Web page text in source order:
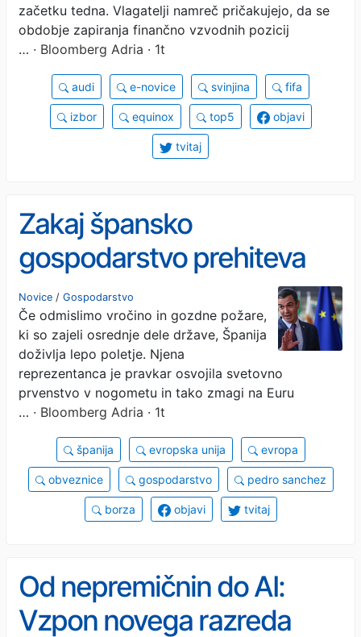
začetku tedna. Vlagatelji namreč pričakujejo, da se
obdobje zapiranja finančno vzvodnih pozicij
… · Bloomberg Adria · 1t
audi e-novice svinjina fifa
izbor equinox top5 objavi
tvitaj
Zakaj špansko
gospodarstvo prehiteva
preostalo Evropo
Novice / Gospodarstvo
Če odmislimo vročino in gozdne požare,
ki so zajeli osrednje dele države, Španija
doživlja lepo poletje. Njena
reprezentanca je pravkar osvojila svetovno
prvenstvo v nogometu in tako zmagi na Euru
… · Bloomberg Adria · 1t
španija evropska unija evropa
obveznice gospodarstvo pedro sanchez
borza objavi tvitaj
Od nepremičnin do AI:
Vzpon novega razreda